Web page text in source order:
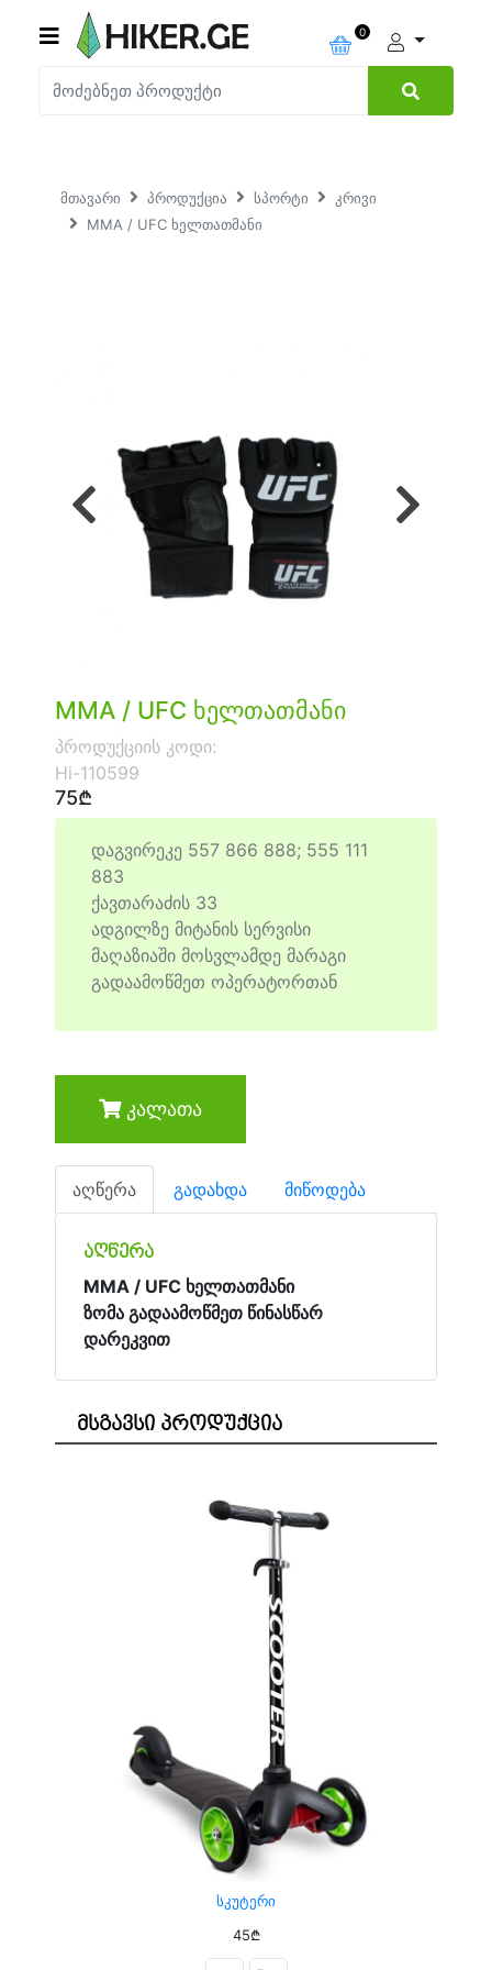
0
მთავარი პროდუქცია სპორტი
კრივი
MMA / UFC ხელთათმანი
წინა შემდეგი
MMA / UFC ხელთათმანი
პროდუქციის კოდი:
Hi-110599
75₾
დაგვირეკე 557 866 888; 555 111
883
ქავთარაძის 33
ადგილზე მიტანის სერვისი
მაღაზიაში მოსვლამდე მარაგი
გადაამოწმეთ ოპერატორთან
კალათა
აღწერა გადახდა მიწოდება
აღწერა
MMA / UFC ხელთათმანი
ზომა გადაამოწმეთ წინასწარ
დარეკვით
მსგავსი პროდუქცია
Სკუტერი
45₾